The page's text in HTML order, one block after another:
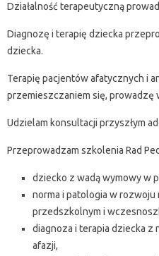
Działalność terapeutyczną
Diagnozę i terapię dziecka
dziecka.
Terapię pacjentów afatycznych i
przemieszczaniem się, prowadzę
Udzielam konsultacji przyszłym
Przeprowadzam szkolenia Rad
dziecko z wadą wymowy w
norma i patologia w rozwoju
przedszkolnym i
diagnoza i terapia dziecka z
afazji,